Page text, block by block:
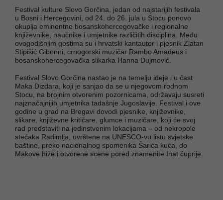
Festival kulture Slovo Gorčina, jedan od najstarijih festivala
u Bosni i Hercegovini, od 24. do 26. jula u Stocu ponovo
okuplja eminentne bosanskohercegovačke i regionalne
književnike, naučnike i umjetnike različitih disciplina. Među
ovogodišnjim gostima su i hrvatski kantautor i pjesnik Zlatan
Stipišić Gibonni, crnogorski muzičar Rambo Amadeus i
bosanskohercegovačka slikarka Hanna Dujmović.
Festival Slovo Gorčina nastao je na temelju ideje i u čast
Maka Dizdara, koji je sanjao da se u njegovom rodnom
Stocu, na brojnim otvorenim pozornicama, održavaju susreti
najznačajnijih umjetnika tadašnje Jugoslavije. Festival i ove
godine u grad na Bregavi dovodi pjesnike, književnike,
slikare, književne kritičare, glumce i muzičare, koji će svoj
rad predstaviti na jedinstvenim lokacijama – od nekropole
stećaka Radimlja, uvrštene na UNESCO-vu listu svjetske
baštine, preko nacionalnog spomenika Šarića kuća, do
Makove hiže i otvorene scene pored znamenite Inat ćuprije.